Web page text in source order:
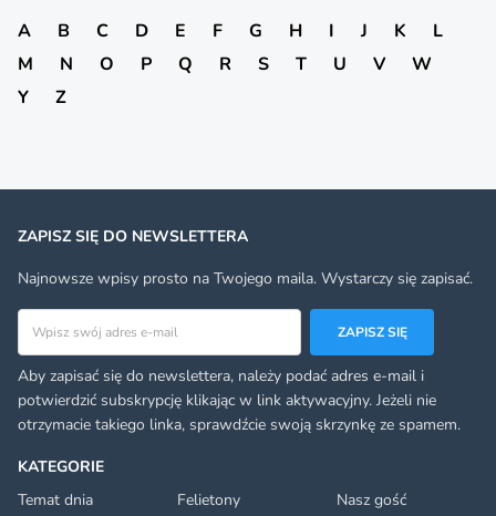
A B C D E F G H I J K
L
M
N O P Q R S T U V
W
Y
Z
KATEGORIE
Temat dnia
Felietony
Nasz gość
ZAPISZ SIĘ DO NEWSLETTERA
Najnowsze wpisy prosto na Twojego maila. Wystarczy się zapisać.
Adres email
ZAPISZ SIĘ
Aby zapisać się do newslettera, należy podać adres e-mail i
potwierdzić subskrypcję klikając w link aktywacyjny. Jeżeli nie
otrzymacie takiego linka, sprawdźcie swoją skrzynkę ze spamem.